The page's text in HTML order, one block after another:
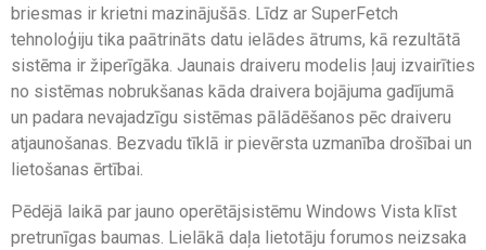
briesmas ir krietni mazinājušās. Līdz ar SuperFetch
tehnoloģiju tika paātrināts datu ielādes ātrums, kā rezultātā
sistēma ir žiperīgāka. Jaunais draiveru modelis ļauj izvairīties
no sistēmas nobrukšanas kāda draivera bojājuma gadījumā
un padara nevajadzīgu sistēmas pālādēšanos pēc draiveru
atjaunošanas. Bezvadu tīklā ir pievērsta uzmanība drošībai un
lietošanas ērtībai.
Pēdējā laikā par jauno operētājsistēmu Windows Vista klīst
pretrunīgas baumas. Lielākā daļa lietotāju forumos neizsaka